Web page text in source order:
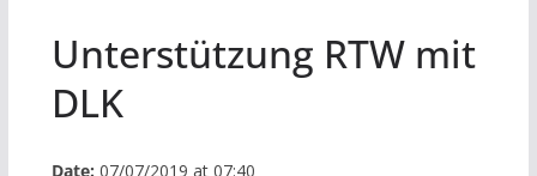
Unterstützung RTW mit
DLK
Date: 07/07/2019 at 07:40